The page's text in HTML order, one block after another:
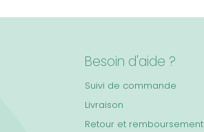
Besoin d'aide ?
Suivi de commande
Livraison
Retour et remboursement